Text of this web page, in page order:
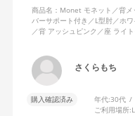
商品名：Monet モネット／背メ
バーサポート付き／L型肘／ホ
／背 アッシュピンク／座 ライ
さくらもち
購入確認済み 年代:30代
ご利用場所: